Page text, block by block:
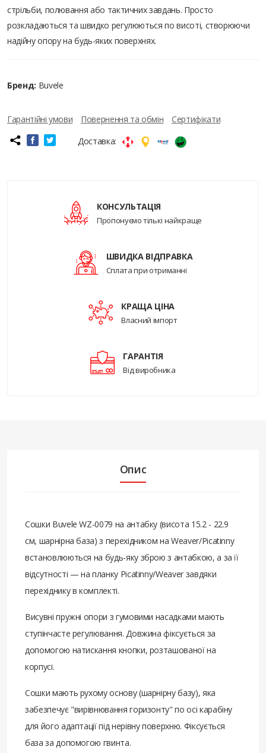
стрільби, полювання або тактичних завдань. Просто
розкладаються та швидко регулюються по висоті, створюючи
надійну опору на будь-яких поверхнях.
Бренд: Buvele
Гарантійні умови Повернення та обмін
Сертифікати
Доставка:
КОНСУЛЬТАЦІЯ
Пропонуємо тількі найкраще
ШВИДКА ВІДПРАВКА
Сплата при отриманні
КРАЩА ЦІНА
Власний імпорт
ГАРАНТІЯ
Від виробника
Опис
Сошки Buvele WZ-0079 на антабку (висота 15.2 - 22.9
см, шарнірна база) з перехідником на Weaver/Picatinny
встановлюються на будь-яку зброю з антабкою, а за її
відсутності — на планку Picatinny/Weaver завдяки
перехіднику в комплекті.
Висувні пружні опори з гумовими насадками мають
ступінчасте регулювання. Довжина фіксується за
допомогою натискання кнопки, розташованої на
корпусі.
Сошки мають рухому основу (шарнірну базу), яка
забезпечує "вирівнювання горизонту" по осі карабіну
для його адаптації під нерівну поверхню. Фіксується
база за допомогою гвинта.